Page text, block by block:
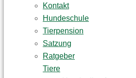
Kontakt
Hundeschule
Tierpension
Satzung
Ratgeber
Tiere